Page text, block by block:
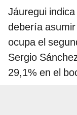
Jáuregui
debería
ocupa el
Sergio
29,1% en el